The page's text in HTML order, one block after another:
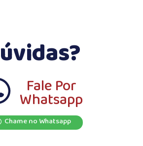
Fale Por
Whatsapp
Chame no Whatsapp